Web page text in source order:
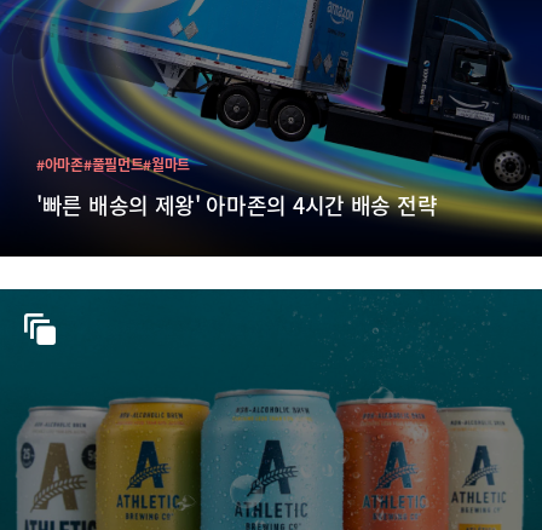
'빠른 배송의 제왕' 아마존의 4시간 배송 전략
#아마존#풀필먼트#월마트